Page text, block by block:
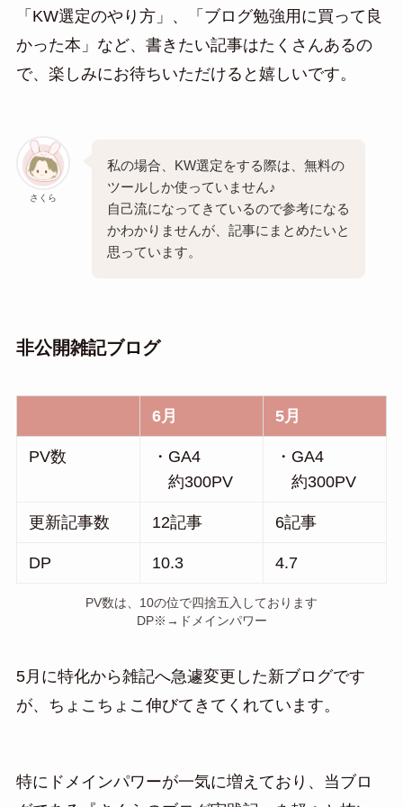
「KW選定のやり方」、「ブログ勉強用に買って良
かった本」など、書きたい記事はたくさんあるの
で、楽しみにお待ちいただけると嬉しいです。
さくら
私の場合、KW選定をする際は、無料の
ツールしか使っていません♪
自己流になってきているので参考になる
かわかりませんが、記事にまとめたいと
思っています。
非公開雑記ブログ
6月 5月
PV数
・GA4
約300PV
・GA4
約300PV
更新記事数 12記事 6記事
DP 10.3 4.7
PV数は、10の位で四捨五入しております
DP※→ドメインパワー
5月に特化から雑記へ急遽変更した新ブログです
が、ちょこちょこ伸びてきてくれています。
特にドメインパワーが一気に増えており、当ブロ